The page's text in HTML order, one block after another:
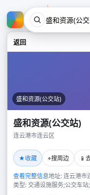
返回
盛和资源(公交站)
盛和资源(公交站)
连云港市连云区
★收藏 ⌖搜周边 📱
查看完整信息地址: 连云港市
类型: 交通设施服务;公交车